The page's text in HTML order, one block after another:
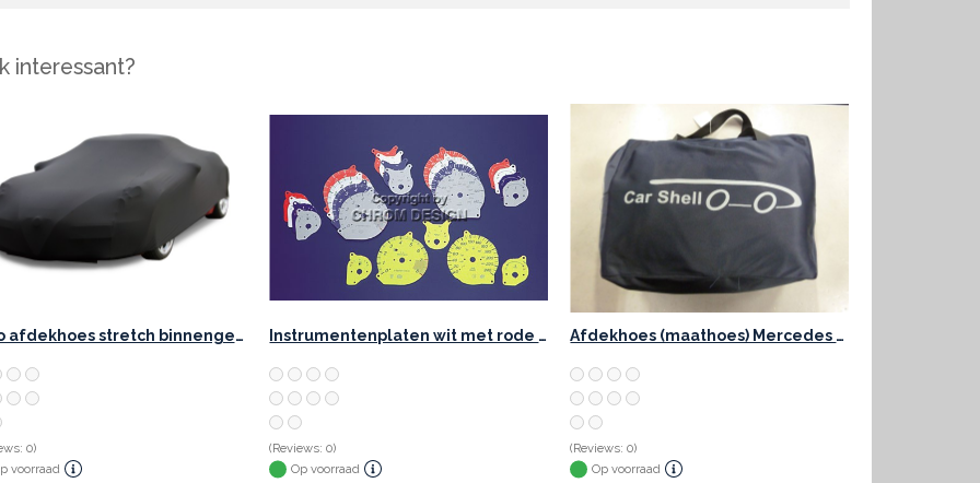
interessant?
Auto afdekhoes stretch binnengebruik XS zwart
0)
voorraad
Instrumentenplaten wit met rode cijfers
(Reviews: 0)
Op voorraad
Afdekhoes (maathoes) Mercedes SL R129 blauw
(Reviews: 0)
Op voorraad